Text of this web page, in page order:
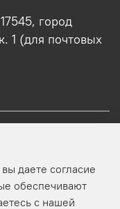
город
1 (для почтовых
даете согласие
обеспечивают
с нашей